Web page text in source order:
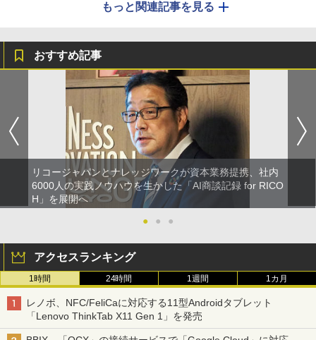
もっと関連記事を見る
おすすめ記事
リコージャパンとナレッジワークが資本業務提携、社内
6000人の実践ノウハウを生かした「AI商談記録 for RICO
H」を展開へ
●
● ●
アクセスランキング
1時間 24時間 1週間 1カ月
レノボ、NFC/FeliCaに対応する11型Androidタブレット
「Lenovo ThinkTab X11 Gen 1」を発売